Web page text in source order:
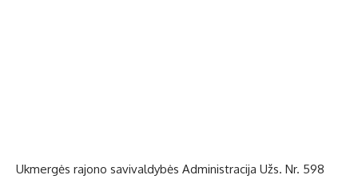
Ukmergės rajono savivaldybės Administracija Užs. Nr. 598